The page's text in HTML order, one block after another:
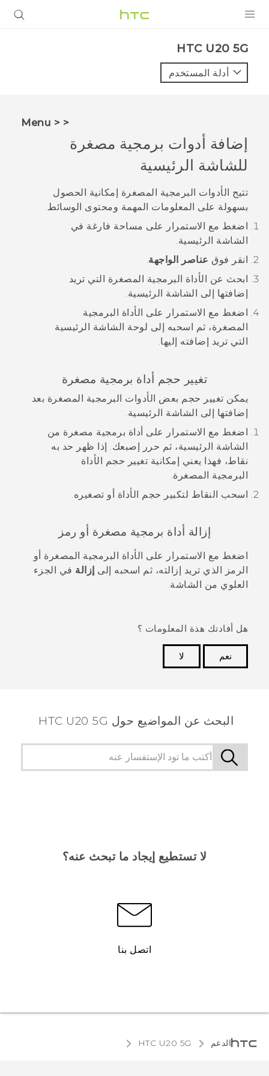
VIVE
VIVERSE
البرامج + التطبيقات
الدعم
‎HTC U20 5G‎
أدلة المستخدم
< < Menu
إضافة أدوات برمجية مصغرة
للشاشة الرئيسية
تتيح الأدوات البرمجية المصغرة إمكانية الحصول
بسهولة على المعلومات المهمة ومحتوى الوسائط.
اضغط مع الاستمرار على مساحة فارغة في
الشاشة الرئيسية.
انقر فوق عناصر الواجهة.
ابحث عن الأداة البرمجية المصغرة التي تريد
إضافتها إلى الشاشة الرئيسية.
اضغط مع الاستمرار على الأداة البرمجية
المصغرة، ثم اسحبه إلى لوحة الشاشة الرئيسية
التي تريد إضافته إليها.
تغيير حجم أداة برمجية مصغرة
يمكن تغيير حجم بعض الأدوات البرمجية المصغرة بعد
إضافتها إلى الشاشة الرئيسية.
اضغط مع الاستمرار على أداة برمجية مصغرة من
الشاشة الرئيسية، ثم حرر إصبعك. إذا ظهر حد به
نقاط، فهذا يعني إمكانية تغيير حجم الأداة
البرمجية المصغرة.
اسحب النقاط لتكبير حجم الأداة أو تصغيره.
إزالة أداة برمجية مصغرة أو رمز
اضغط مع الاستمرار على الأداة البرمجية المصغرة أو
الرمز الذي تريد إزالته، ثم اسحبه إلى إزالة في الجزء
العلوي من الشاشة.
هل أفادتك هذة المعلومات ؟
نعم
لا
البحث عن المواضيع حول ‎HTC U20 5G
لا تستطيع إيجاد ما تبحث عنه؟
اتصل بنا
الدعم ‎HTC U20 5G‎